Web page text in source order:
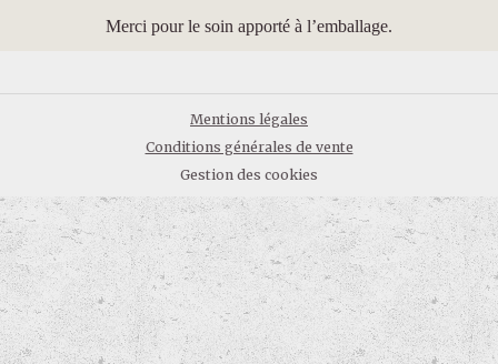
Merci pour le soin apporté à l’emballage.
Mentions légales
Conditions générales de vente
Gestion des cookies